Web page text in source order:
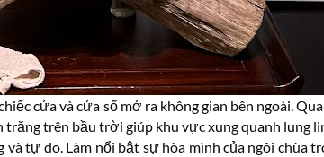
cửa và cửa sổ mở ra không gian bên ngoài.
trên bầu trời giúp khu vực xung quanh lung
tự do. Làm nổi bật sự hòa mình của ngôi